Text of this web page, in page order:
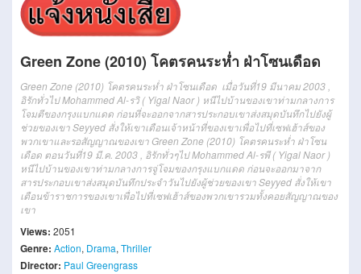
Green Zone (2010) โคตรคนระห่ำ ฝ่าโซนเดือด
Green Zone (2010) โคตรคนระห่ำ ฝ่าโซนเดือด เมื่อวันที่19 มีนาคม 2003 ,
อิรักทั่วไป Mohammed Al-รวิ ( Yigal Naor ) หนีไปบ้านของเขาท่ามกลางการ
โจมตีของกรุงแบกแดด ก่อนที่จะออกจากสารประกอบเขาส่งสมุดบันทึกไปยังผู้
ช่วยของเขา Seyyed สั่งให้เขาเตือนเจ้าหน้าที่ของเขาเพื่อไปที่เซฟเฮ้าส์ของ
พวกเขาและรอสัญญาณของเขา Green Zone (2010) โคตรคนระห่ำ ฝ่าโซน
เดือด ตอนวันที่19 มี.ค. 2003 , อิรักทั่วๆไป Mohammed Al-รพี ( Yigal Naor )
หนีไปบ้านของเขาท่ามกลางการจู่โจมของกรุงแบกแดด ก่อนจะออกมาจาก
สารประกอบเขาส่งสมุดบันทึกประจำวันไปยังผู้ช่วยของเขา Seyyed สั่งให้เขา
เตือนข้าราชการของเขาเพื่อไปที่เซฟเฮ้าส์ของพวกเขารวมทั้งคอยสัญญาณของ
เขา
Views: 2051
Genre: Action, Drama, Thriller
Director: Paul Greengrass